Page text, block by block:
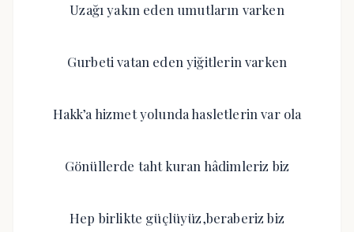
Uzağı yakın eden umutların varken
Gurbeti vatan eden yiğitlerin varken
Hakk’a hizmet yolunda hasletlerin var ola
Gönüllerde taht kuran hâdimleriz biz
Hep birlikte güçlüyüz,beraberiz biz